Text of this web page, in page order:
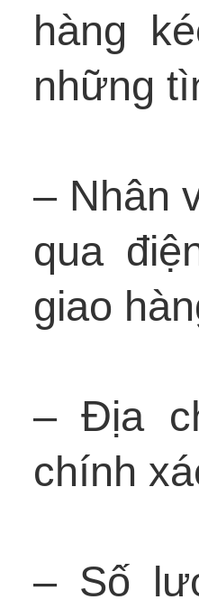
hàng
những
– Nhân
qua
giao
– Địa
chính
– Số